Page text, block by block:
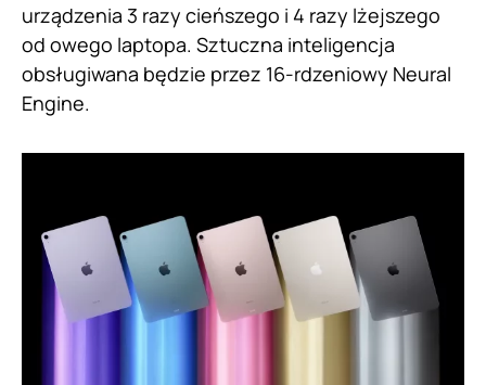
urządzenia 3 razy cieńszego i 4 razy lżejszego
od owego laptopa. Sztuczna inteligencja
obsługiwana będzie przez 16-rdzeniowy Neural
Engine.